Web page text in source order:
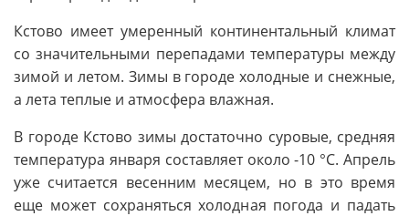
Кстово имеет умеренный континентальный климат
со значительными перепадами температуры между
зимой и летом. Зимы в городе холодные и снежные,
а лета теплые и атмосфера влажная.
В городе Кстово зимы достаточно суровые, средняя
температура января составляет около -10 °C. Апрель
уже считается весенним месяцем, но в это время
еще может сохраняться холодная погода и падать